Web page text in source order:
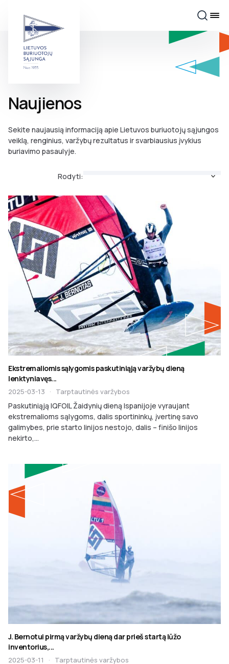
Naujienos
Sekite naujausią informaciją apie Lietuvos buriuotojų sąjungos
veiklą, renginius, varžybų rezultatus ir svarbiausius įvykius
buriavimo pasaulyje.
Rodyti:
Ekstremaliomis sąlygomis paskutiniąją varžybų dieną
lenktyniavęs...
2025-03-13 · Tarptautinės varžybos
Paskutiniąją IQFOIL Žaidynių dieną Ispanijoje vyraujant
ekstremalioms sąlygoms, dalis sportininkų, įvertinę savo
galimybes, prie starto linijos nestojo, dalis – finišo linijos
nekirto,...
J. Bernotui pirmą varžybų dieną dar prieš startą lūžo
inventorius,...
2025-03-11 · Tarptautinės varžybos